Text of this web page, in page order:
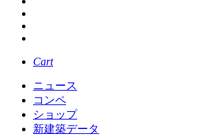
Cart
ニュース
コンペ
ショップ
新建築データ